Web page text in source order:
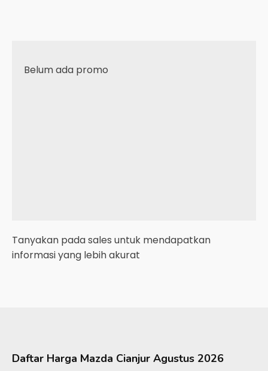
Belum ada promo
Tanyakan pada sales untuk mendapatkan
informasi yang lebih akurat
Daftar Harga Mazda Cianjur Agustus 2026